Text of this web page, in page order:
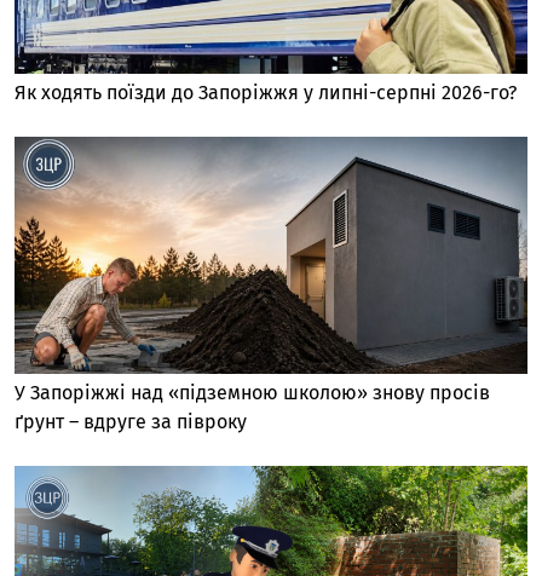
Як ходять поїзди до Запоріжжя у липні-серпні 2026-го?
У Запоріжжі над «підземною школою» знову просів
ґрунт – вдруге за півроку